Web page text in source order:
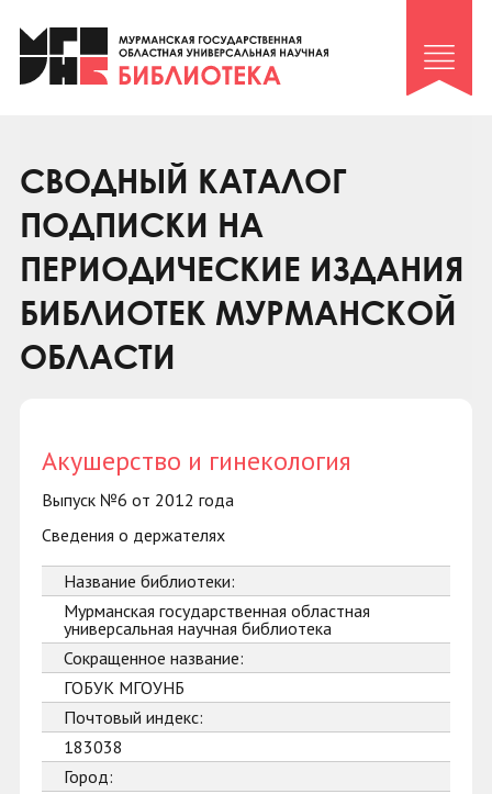
Клуб «Гиря и сельдерей»
Клуб «Семейный архив»
Коллегам
Контакты
СВОДНЫЙ КАТАЛОГ
ПОДПИСКИ НА
ПЕРИОДИЧЕСКИЕ ИЗДАНИЯ
БИБЛИОТЕК МУРМАНСКОЙ
ОБЛАСТИ
Акушерство и гинекология
Выпуск №6 от 2012 года
Сведения о держателях
Название библиотеки:
Мурманская государственная областная
универсальная научная библиотека
Сокращенное название:
ГОБУК МГОУНБ
Почтовый индекс:
183038
Город: